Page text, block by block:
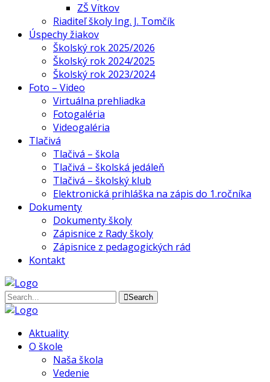
ZŠ Vítkov
Riaditeľ školy Ing. J. Tomčík
Úspechy žiakov
Školský rok 2025/2026
Školský rok 2024/2025
Školský rok 2023/2024
Foto – Video
Virtuálna prehliadka
Fotogaléria
Videogaléria
Tlačivá
Tlačivá – škola
Tlačivá – školská jedáleň
Tlačivá – školský klub
Elektronická prihláška na zápis do 1.ročníka
Dokumenty
Dokumenty školy
Zápisnice z Rady školy
Zápisnice z pedagogických rád
Kontakt
Search
Aktuality
O škole
Naša škola
Vedenie